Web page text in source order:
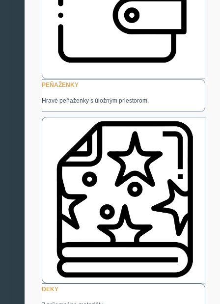
PEŇAŽENKY
Hravé peňaženky s úložným priestorom.
DEKY